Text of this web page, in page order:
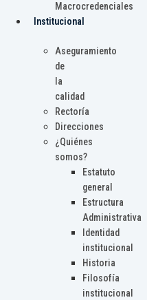
Macrocredenciales
Institucional
Aseguramiento
de
la
calidad
Rectoría
Direcciones
¿Quiénes
somos?
Estatuto
general
Estructura
Administrativa
Identidad
institucional
Historia
Filosofía
institucional